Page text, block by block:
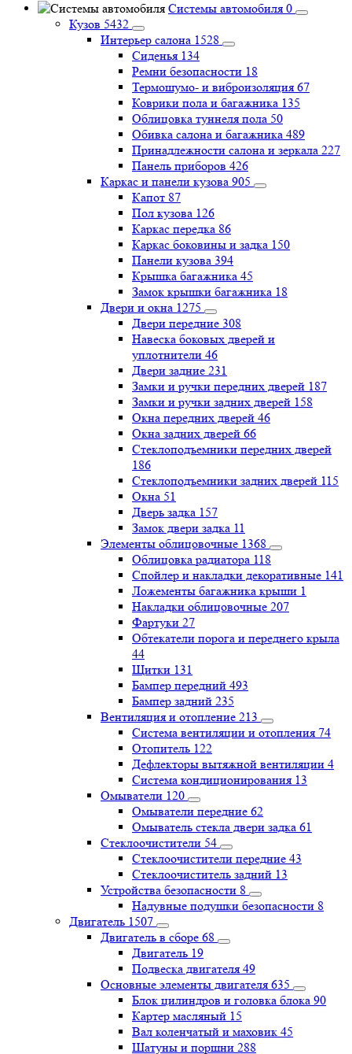
Системы автомобиля 0
Кузов 5432
Интерьер салона 1528
Сиденья 134
Ремни безопасности 18
Термошумо- и виброизоляция 67
Коврики пола и багажника 135
Облицовка туннеля пола 50
Обивка салона и багажника 489
Принадлежности салона и зеркала 227
Панель приборов 426
Каркас и панели кузова 905
Капот 87
Пол кузова 126
Каркас передка 86
Каркас боковины и задка 150
Панели кузова 394
Крышка багажника 45
Замок крышки багажника 18
Двери и окна 1275
Двери передние 308
Навеска боковых дверей и
уплотнители 46
Двери задние 231
Замки и ручки передних дверей 187
Замки и ручки задних дверей 158
Окна передних дверей 46
Окна задних дверей 66
Стеклоподъемники передних дверей
186
Стеклоподъемники задних дверей 115
Окна 51
Дверь задка 157
Замок двери задка 11
Элементы облицовочные 1368
Облицовка радиатора 118
Спойлер и накладки декоративные 141
Ложементы багажника крыши 1
Накладки облицовочные 207
Фартуки 27
Обтекатели порога и переднего крыла
44
Щитки 131
Бампер передний 493
Бампер задний 235
Вентиляция и отопление 213
Система вентиляции и отопления 74
Отопитель 122
Дефлекторы вытяжной вентиляции 4
Система кондиционирования 13
Омыватели 120
Омыватели передние 62
Омыватель стекла двери задка 61
Стеклоочистители 54
Стеклоочистители передние 43
Стеклоочиститель задний 13
Устройства безопасности 8
Надувные подушки безопасности 8
Двигатель 1507
Двигатель в сборе 68
Двигатель 19
Подвеска двигателя 49
Основные элементы двигателя 635
Блок цилиндров и головка блока 90
Картер масляный 15
Вал коленчатый и маховик 45
Шатуны и поршни 288